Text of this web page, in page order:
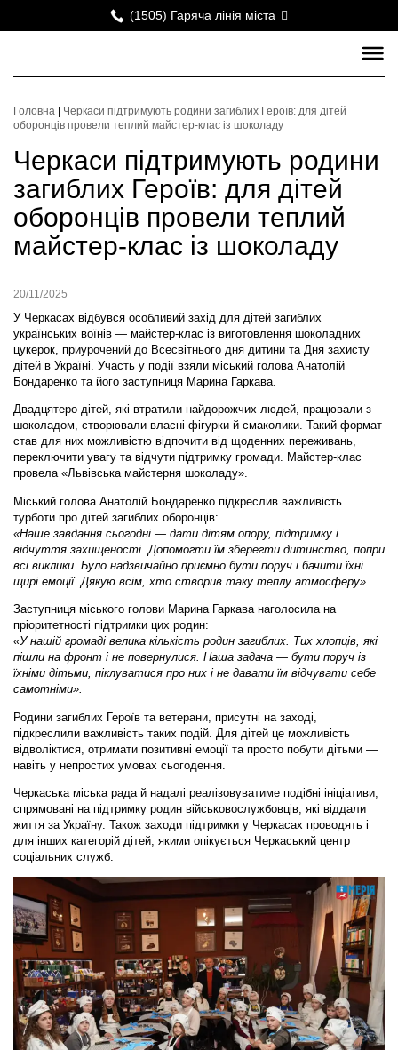
(1505) Гаряча лінія міста
Головна
Черкаси підтримують родини загиблих Героїв: для дітей
оборонців провели теплий майстер-клас із шоколаду
Черкаси підтримують родини
загиблих Героїв: для дітей
оборонців провели теплий
майстер-клас із шоколаду
20/11/2025
У Черкасах відбувся особливий захід для дітей загиблих
українських воїнів — майстер-клас із виготовлення шоколадних
цукерок, приурочений до Всесвітнього дня дитини та Дня захисту
дітей в Україні. Участь у події взяли міський голова Анатолій
Бондаренко та його заступниця Марина Гаркава.
Двадцятеро дітей, які втратили найдорожчих людей, працювали з
шоколадом, створювали власні фігурки й смаколики. Такий формат
став для них можливістю відпочити від щоденних переживань,
переключити увагу та відчути підтримку громади. Майстер-клас
провела «Львівська майстерня шоколаду».
Міський голова Анатолій Бондаренко підкреслив важливість
турботи про дітей загиблих оборонців:
«Наше завдання сьогодні — дати дітям опору, підтримку і
відчуття захищеності. Допомогти їм зберегти дитинство, попри
всі виклики. Було надзвичайно приємно бути поруч і бачити їхні
щирі емоції. Дякую всім, хто створив таку теплу атмосферу».
Заступниця міського голови Марина Гаркава наголосила на
пріоритетності підтримки цих родин:
«У нашій громаді велика кількість родин загиблих. Тих хлопців, які
пішли на фронт і не повернулися. Наша задача — бути поруч із
їхніми дітьми, піклуватися про них і не давати їм відчувати себе
самотніми».
Родини загиблих Героїв та ветерани, присутні на заході,
підкреслили важливість таких подій. Для дітей це можливість
відволіктися, отримати позитивні емоції та просто побути дітьми —
навіть у непростих умовах сьогодення.
Черкаська міська рада й надалі реалізовуватиме подібні ініціативи,
спрямовані на підтримку родин військовослужбовців, які віддали
життя за Україну. Також заходи підтримки у Черкасах проводять і
для інших категорій дітей, якими опікується Черкаський центр
соціальних служб.